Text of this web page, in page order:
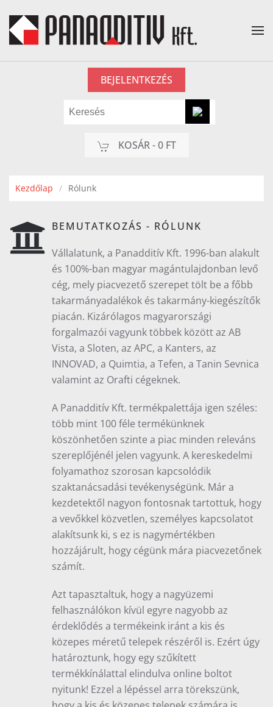
Fő tartalom átugrása
BEJELENTKEZÉS
KOSÁR -0 FT
Kezdőlap Rólunk
BEMUTATKOZÁS - RÓLUNK
Vállalatunk, a Panadditív Kft. 1996-ban alakult
és 100%-ban magyar magántulajdonban levő
cég, mely piacvezető szerepet tölt be a főbb
takarmányadalékok és takarmány-kiegészítők
piacán. Kizárólagos magyarországi
forgalmazói vagyunk többek között az AB
Vista, a Sloten, az APC, a Kanters, az
INNOVAD, a Quimtia, a Tefen, a Tanin Sevnica
valamint az Orafti cégeknek.
A Panadditív Kft. termékpalettája igen széles:
több mint 100 féle termékünknek
köszönhetően szinte a piac minden releváns
szereplőjénél jelen vagyunk. A kereskedelmi
folyamathoz szorosan kapcsolódik
szaktanácsadási tevékenységünk. Már a
kezdetektől nagyon fontosnak tartottuk, hogy
a vevőkkel közvetlen, személyes kapcsolatot
alakítsunk ki, s ez is nagymértékben
hozzájárult, hogy cégünk mára piacvezetőnek
számít.
Azt tapasztaltuk, hogy a nagyüzemi
felhasználókon kívül egyre nagyobb az
érdeklődés a termékeink iránt a kis és
közepes méretű telepek részéről is. Ezért úgy
határoztunk, hogy egy szűkített
termékkínálattal elindulva online boltot
nyitunk! Ezzel a lépéssel arra törekszünk,